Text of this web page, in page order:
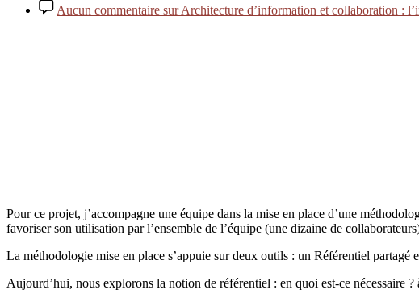
Aucun commentaire sur Architecture d’information et collaboration :
Pour ce projet, j’accompagne une équipe dans la mise en place d’une
favoriser son utilisation par l’ensemble de l’équipe (une dizaine de
La méthodologie mise en place s’appuie sur deux outils : un Référentiel partagé
Aujourd’hui, nous explorons la notion de référentiel : en quoi est-ce nécessaire